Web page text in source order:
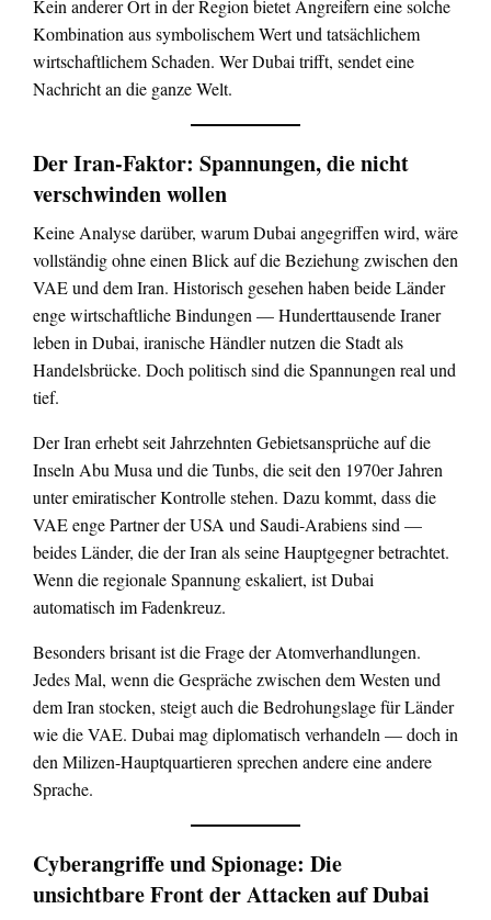
Kein anderer Ort in der Region bietet Angreifern eine solche
Kombination aus symbolischem Wert und tatsächlichem
wirtschaftlichem Schaden. Wer Dubai trifft, sendet eine
Nachricht an die ganze Welt.
Der Iran-Faktor: Spannungen, die nicht
verschwinden wollen
Keine Analyse darüber, warum Dubai angegriffen wird, wäre
vollständig ohne einen Blick auf die Beziehung zwischen den
VAE und dem Iran. Historisch gesehen haben beide Länder
enge wirtschaftliche Bindungen — Hunderttausende Iraner
leben in Dubai, iranische Händler nutzen die Stadt als
Handelsbrücke. Doch politisch sind die Spannungen real und
tief.
Der Iran erhebt seit Jahrzehnten Gebietsansprüche auf die
Inseln Abu Musa und die Tunbs, die seit den 1970er Jahren
unter emiratischer Kontrolle stehen. Dazu kommt, dass die
VAE enge Partner der USA und Saudi-Arabiens sind —
beides Länder, die der Iran als seine Hauptgegner betrachtet.
Wenn die regionale Spannung eskaliert, ist Dubai
automatisch im Fadenkreuz.
Besonders brisant ist die Frage der Atomverhandlungen.
Jedes Mal, wenn die Gespräche zwischen dem Westen und
dem Iran stocken, steigt auch die Bedrohungslage für Länder
wie die VAE. Dubai mag diplomatisch verhandeln — doch in
den Milizen-Hauptquartieren sprechen andere eine andere
Sprache.
Cyberangriffe und Spionage: Die
unsichtbare Front der Attacken auf Dubai